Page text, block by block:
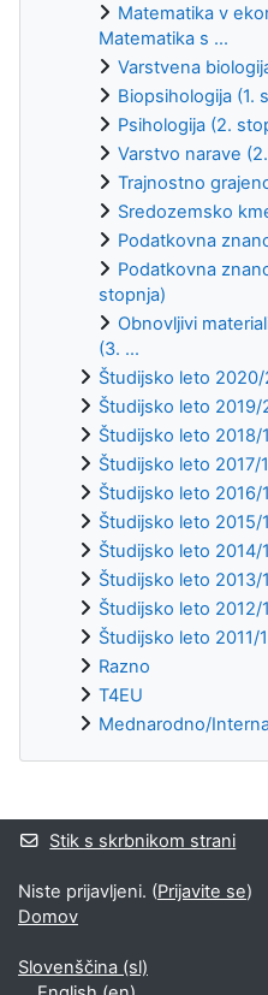
Matematika v
Matematika s ...
Varstvena
Biopsihologija (1.
Psihologija (2.
Varstvo narave
Trajnostno
Sredozemsko
Podatkovna
Podatkovna
stopnja)
Obnovljivi
(3. ...
Študijsko leto 2020/
Študijsko leto 2019/
Študijsko leto 2018/
Študijsko leto 2017/
Študijsko leto 2016/
Študijsko leto 2015/
Študijsko leto 2014/
Študijsko leto 2013/
Študijsko leto 2012/
Študijsko leto 2011/
Razno
T4EU
Mednarodno/
Supplementary
Stik s skrbnikom strani
Niste prijavljeni. (Prijavite se)
Domov
Slovenščina ‎(sl)‎